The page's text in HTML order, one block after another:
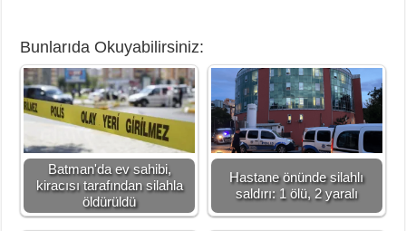
Bunlarıda Okuyabilirsiniz:
Batman'da ev sahibi,
kiracısı tarafından silahla
öldürüldü
Hastane önünde silahlı
saldırı: 1 ölü, 2 yaralı